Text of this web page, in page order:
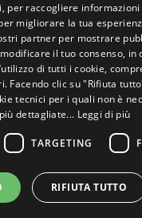
raccogliere informazioni
migliorare la tua
partner per mostrare
il tuo consenso, in
di tutti i cookie,
Facendo clic su "Rifiuta
tecnici per i quali non è
dettagliate... Leggi di più
TARGETING
RIFIUTA TUTTO